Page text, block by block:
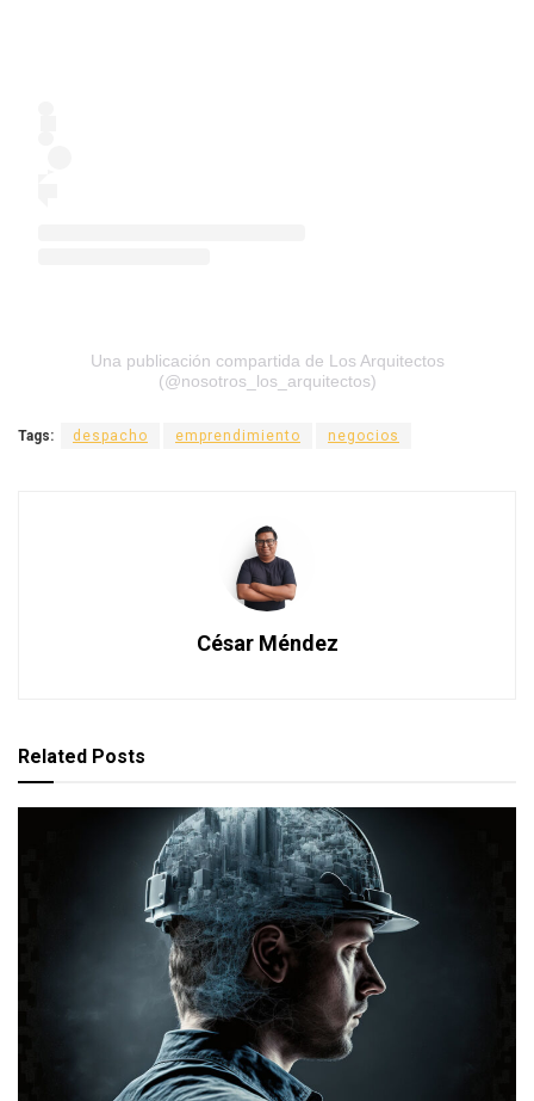
Una publicación compartida de Los Arquitectos
(@nosotros_los_arquitectos)
Tags: despacho emprendimiento negocios
César Méndez
Related Posts